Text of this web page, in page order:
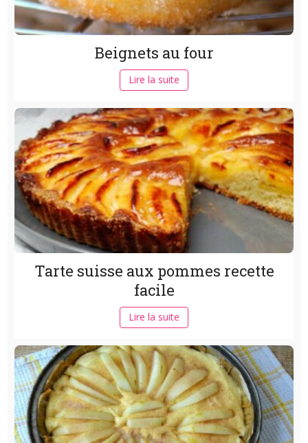
Beignets au four
Lire la suite
Tarte suisse aux pommes recette
facile
Lire la suite